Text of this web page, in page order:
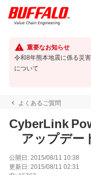
重要なお知らせ
令和8年熊本地震に係る災
について
よくあるご質問
CyberLink
アップデー
公開日:2015/08/11 10:38
更新日:2015/08/11 02:31